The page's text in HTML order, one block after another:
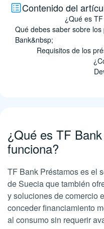
Contenido del
¿Qué es
Qué debes saber sobre
Bank&nbsp;
Requisitos de los
¿Qué es TF
funciona?
TF Bank Préstamos es el
de Suecia que también
y soluciones de comercio
conceder financiamiento
al consumo sin requerir